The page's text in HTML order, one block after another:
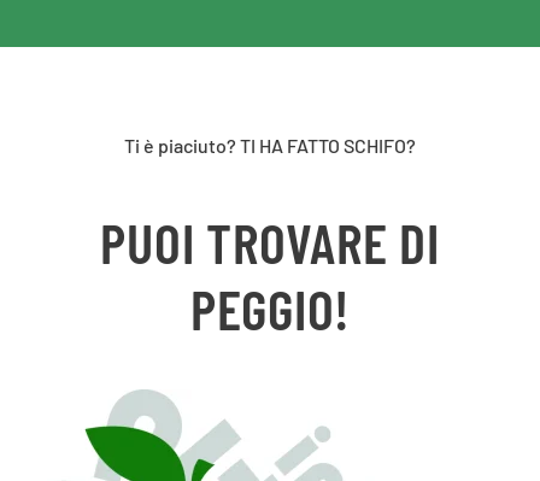
Ti è piaciuto? TI HA FATTO SCHIFO?
PUOI TROVARE DI
PEGGIO!